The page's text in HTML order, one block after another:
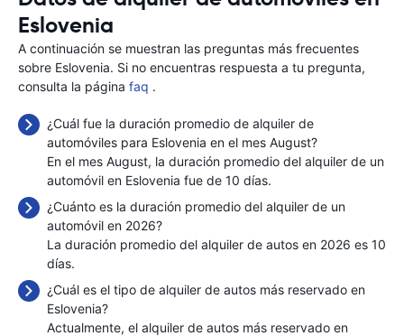
Eslovenia
A continuación se muestran las preguntas más frecuentes
sobre Eslovenia. Si no encuentras respuesta a tu pregunta,
consulta la página faq .
¿Cuál fue la duración promedio de alquiler de
automóviles para Eslovenia en el mes August?
En el mes August, la duración promedio del alquiler de un
automóvil en Eslovenia fue de 10 días.
¿Cuánto es la duración promedio del alquiler de un
automóvil en 2026?
La duración promedio del alquiler de autos en 2026 es 10
días.
¿Cuál es el tipo de alquiler de autos más reservado en
Eslovenia?
Actualmente, el alquiler de autos más reservado en